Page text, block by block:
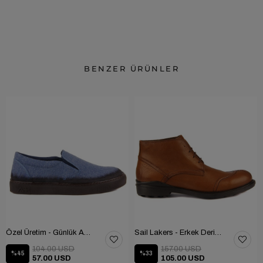
BENZER ÜRÜNLER
%45
57.00 USD
104.00 USD
%33
105.00 USD
157.00 USD